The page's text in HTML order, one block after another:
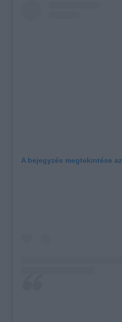
A bejegyzés megtekintése